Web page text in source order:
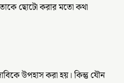
ছোটো করার মতো কথা
উপহাস করা হয়। কিন্তু যৌন